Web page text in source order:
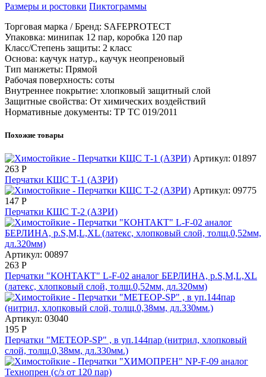
Размеры и ростовки Пиктограммы
Торговая марка / Бренд: SAFEPROTECT
Упаковка: минипак 12 пар, коробка 120 пар
Класс/Степень защиты: 2 класс
Основа: каучук натур., каучук неопреновый
Тип манжеты: Прямой
Рабочая поверхность: соты
Внутреннее покрытие: хлопковый защитный слой
Защитные свойства: От химических воздействий
Нормативные документы: ТР ТС 019/2011
Похожие товары
Артикул: 01897
263 Р
Перчатки КЩС Т-1 (АЗРИ)
Артикул: 09775
147 Р
Перчатки КЩС Т-2 (АЗРИ)
Артикул: 00897
263 Р
Перчатки "КОНТАКТ" L-F-02 аналог БЕРЛИНА, р.S,M,L,XL
(латекс, хлопковый слой, толщ.0,52мм, дл.320мм)
Артикул: 03040
195 Р
Перчатки "МЕТЕОР-SP" , в уп.144пар (нитрил, хлопковый
слой, толщ.0,38мм, дл.330мм.)